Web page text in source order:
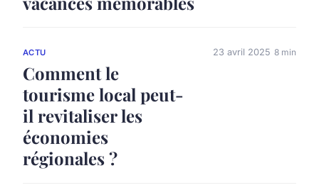
ACTU
Comment le
tourisme local peut-
il revitaliser les
économies
régionales ?
23 avril 2025 8 min